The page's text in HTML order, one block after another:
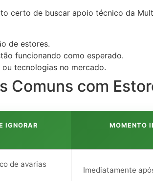
certo de buscar apoio técnico da
de estores.
funcionando como esperado.
tecnologias no mercado.
Comuns com
IGNORAR MOMENTO
de avarias
Imediatamente